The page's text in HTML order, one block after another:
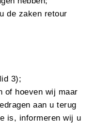
de zaken retour
3);
of hoeven wij maar
aan u terug
is, informeren wij u